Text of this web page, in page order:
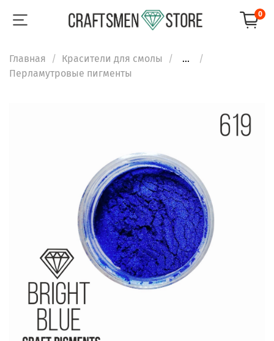
0
Главная Красители для смолы
...
Перламутровые пигменты